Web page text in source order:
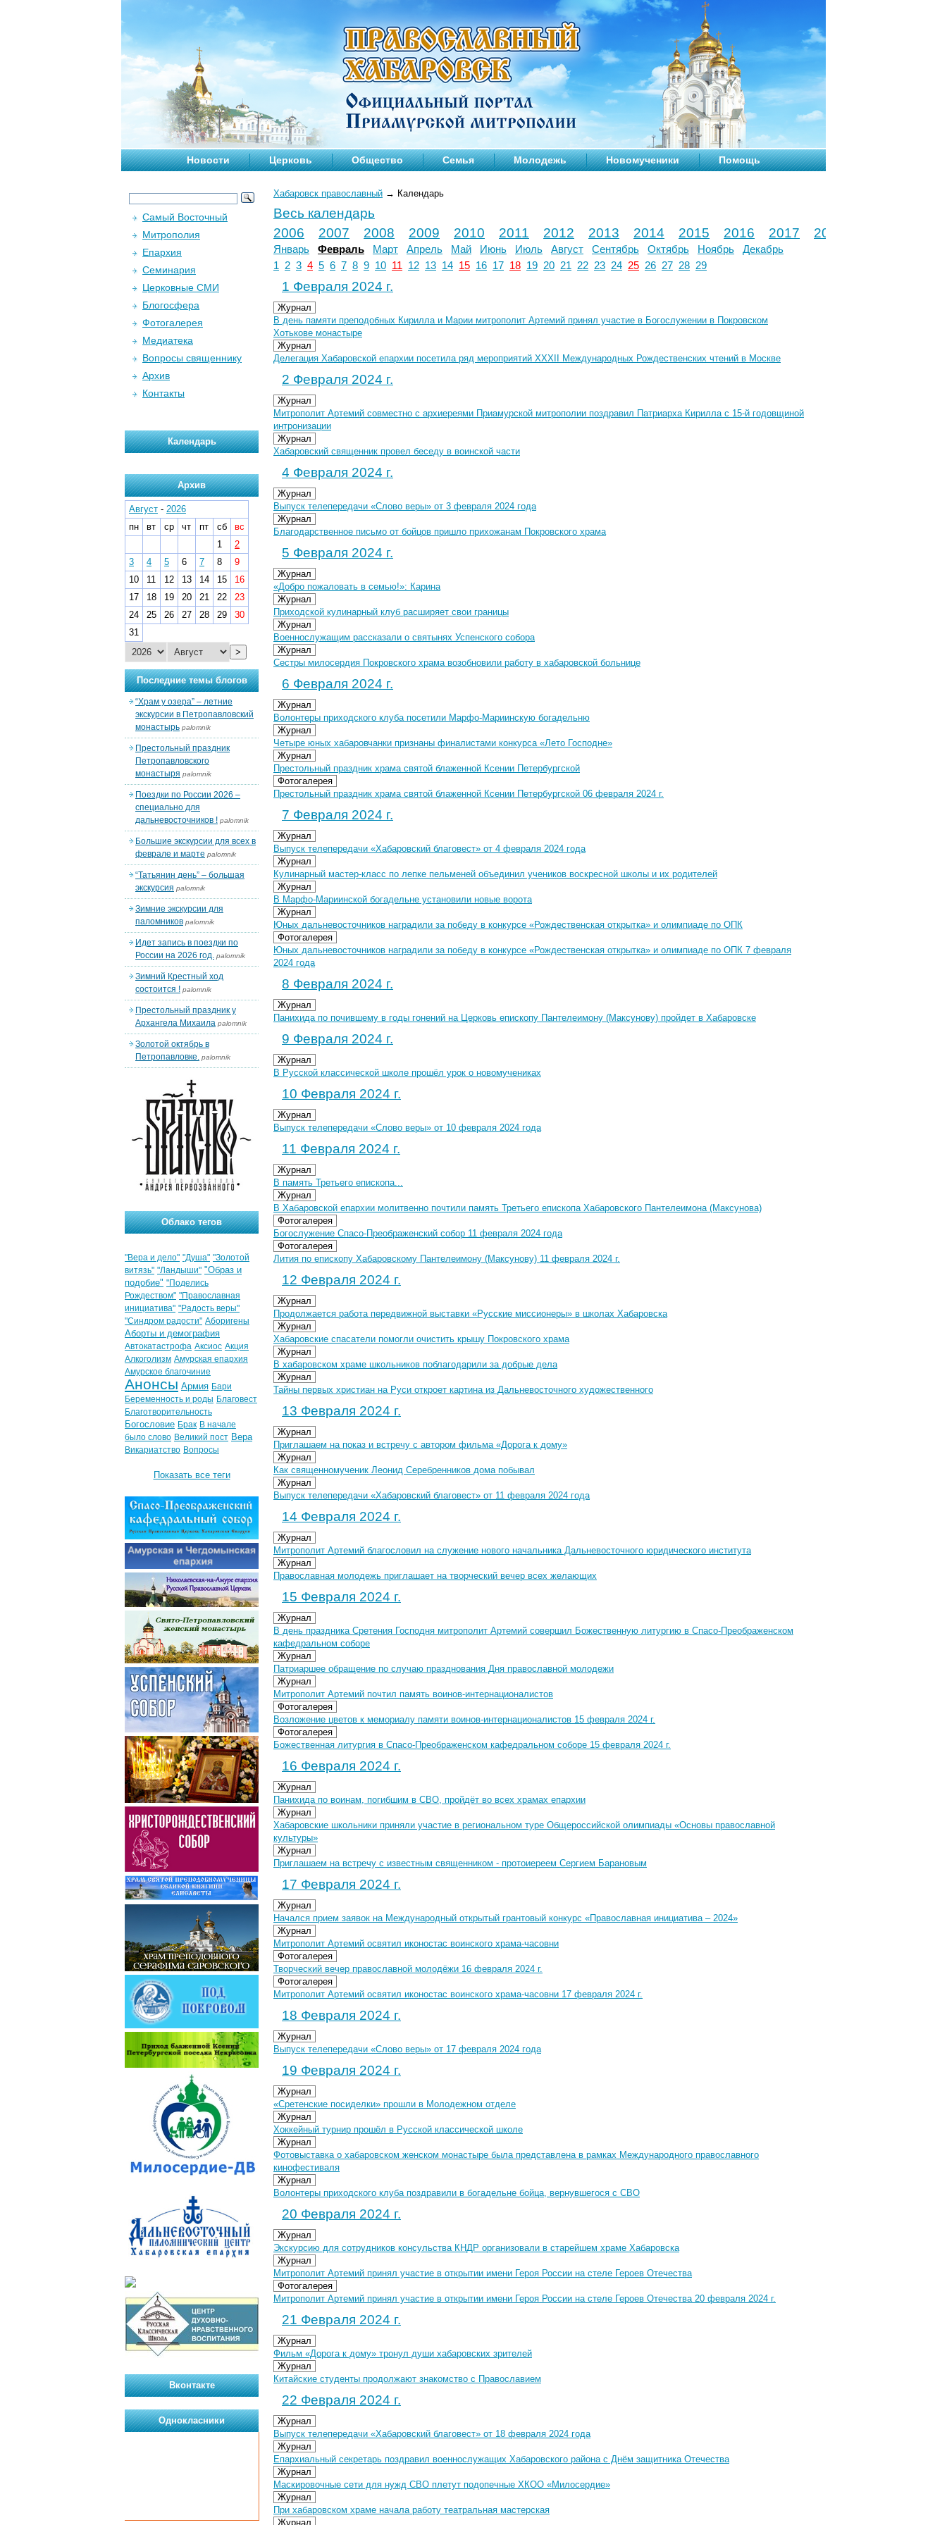
Новости Церковь Общество Семья Молодежь Новомученики Помощь
Хабаровск православный → Календарь
Весь календарь
2006
2007 2008 2009 2010 2011 2012 2013 2014 2015 2016 2017 2018
Январь Февраль Март Апрель Май Июнь Июль Август Сентябрь Октябрь Ноябрь
Декабрь
1
2 3 4 5 6 7 8 9 10 11 12 13 14 15 16 17 18 19 20 21 22 23 24 25 26 27 28 29
1 Февраля 2024 г.
Журнал
В день памяти преподобных Кирилла и Марии митрополит Артемий принял участие в Богослужении в Покровском
Хотькове монастыре
Журнал
Делегация Хабаровской епархии посетила ряд мероприятий XXXII Международных Рождественских чтений в Москве
2 Февраля 2024 г.
Журнал
Митрополит Артемий совместно с архиереями Приамурской митрополии поздравил Патриарха Кирилла с 15-й годовщиной
интронизации
Журнал
Хабаровский священник провел беседу в воинской части
4 Февраля 2024 г.
Журнал
Выпуск телепередачи «Слово веры» от 3 февраля 2024 года
Журнал
Благодарственное письмо от бойцов пришло прихожанам Покровского храма
5 Февраля 2024 г.
Журнал
«Добро пожаловать в семью!»: Карина
Журнал
Приходской кулинарный клуб расширяет свои границы
Журнал
Военнослужащим рассказали о святынях Успенского собора
Журнал
Сестры милосердия Покровского храма возобновили работу в хабаровской больнице
6 Февраля 2024 г.
Журнал
Волонтеры приходского клуба посетили Марфо-Мариинскую богадельню
Журнал
Четыре юных хабаровчанки признаны финалистами конкурса «Лето Господне»
Журнал
Престольный праздник храма святой блаженной Ксении Петербургской
Фотогалерея
Престольный праздник храма святой блаженной Ксении Петербургской 06 февраля 2024 г.
7 Февраля 2024 г.
Журнал
Выпуск телепередачи «Хабаровский благовест» от 4 февраля 2024 года
Журнал
Кулинарный мастер-класс по лепке пельменей объединил учеников воскресной школы и их родителей
Журнал
В Марфо-Мариинской богадельне установили новые ворота
Журнал
Юных дальневосточников наградили за победу в конкурсе «Рождественская открытка» и олимпиаде по ОПК
Фотогалерея
Юных дальневосточников наградили за победу в конкурсе «Рождественская открытка» и олимпиаде по ОПК 7 февраля
2024 года
8 Февраля 2024 г.
Журнал
Панихида по почившему в годы гонений на Церковь епископу Пантелеимону (Максунову) пройдет в Хабаровске
9 Февраля 2024 г.
Журнал
В Русской классической школе прошёл урок о новомучениках
10 Февраля 2024 г.
Журнал
Выпуск телепередачи «Слово веры» от 10 февраля 2024 года
11 Февраля 2024 г.
Журнал
В память Третьего епископа...
Журнал
В Хабаровской епархии молитвенно почтили память Третьего епископа Хабаровского Пантелеимона (Максунова)
Фотогалерея
Богослужение Спасо-Преображенский собор 11 февраля 2024 года
Фотогалерея
Лития по епископу Хабаровскому Пантелеимону (Максунову) 11 февраля 2024 г.
12 Февраля 2024 г.
Журнал
Продолжается работа передвижной выставки «Русские миссионеры» в школах Хабаровска
Журнал
Хабаровские спасатели помогли очистить крышу Покровского храма
Журнал
В хабаровском храме школьников поблагодарили за добрые дела
Журнал
Тайны первых христиан на Руси откроет картина из Дальневосточного художественного
13 Февраля 2024 г.
Журнал
Приглашаем на показ и встречу с автором фильма «Дорога к дому»
Журнал
Как священномученик Леонид Серебренников дома побывал
Журнал
Выпуск телепередачи «Хабаровский благовест» от 11 февраля 2024 года
14 Февраля 2024 г.
Журнал
Митрополит Артемий благословил на служение нового начальника Дальневосточного юридического института
Журнал
Православная молодежь приглашает на творческий вечер всех желающих
15 Февраля 2024 г.
Журнал
В день праздника Сретения Господня митрополит Артемий совершил Божественную литургию в Спасо-Преображенском
кафедральном соборе
Журнал
Патриаршее обращение по случаю празднования Дня православной молодежи
Журнал
Митрополит Артемий почтил память воинов-интернационалистов
Фотогалерея
Возложение цветов к мемориалу памяти воинов-интернационалистов 15 февраля 2024 г.
Фотогалерея
Божественная литургия в Спасо-Преображенском кафедральном соборе 15 февраля 2024 г.
16 Февраля 2024 г.
Журнал
Панихида по воинам, погибшим в СВО, пройдёт во всех храмах епархии
Журнал
Хабаровские школьники приняли участие в региональном туре Общероссийской олимпиады «Основы православной
культуры»
Журнал
Приглашаем на встречу с известным священником - протоиереем Сергием Барановым
17 Февраля 2024 г.
Журнал
Начался прием заявок на Международный открытый грантовый конкурс «Православная инициатива – 2024»
Журнал
Митрополит Артемий освятил иконостас воинского храма-часовни
Фотогалерея
Творческий вечер православной молодёжи 16 февраля 2024 г.
Фотогалерея
Митрополит Артемий освятил иконостас воинского храма-часовни 17 февраля 2024 г.
18 Февраля 2024 г.
Журнал
Выпуск телепередачи «Слово веры» от 17 февраля 2024 года
19 Февраля 2024 г.
Журнал
«Сретенские посиделки» прошли в Молодежном отделе
Журнал
Хоккейный турнир прошёл в Русской классической школе
Журнал
Фотовыставка о хабаровском женском монастыре была представлена в рамках Международного православного
кинофестиваля
Журнал
Волонтеры приходского клуба поздравили в богадельне бойца, вернувшегося с СВО
20 Февраля 2024 г.
Журнал
Экскурсию для сотрудников консульства КНДР организовали в старейшем храме Хабаровска
Журнал
Митрополит Артемий принял участие в открытии имени Героя России на стеле Героев Отечества
Фотогалерея
Митрополит Артемий принял участие в открытии имени Героя России на стеле Героев Отечества 20 февраля 2024 г.
21 Февраля 2024 г.
Журнал
Фильм «Дорога к дому» тронул души хабаровских зрителей
Журнал
Китайские студенты продолжают знакомство с Православием
22 Февраля 2024 г.
Журнал
Выпуск телепередачи «Хабаровский благовест» от 18 февраля 2024 года
Журнал
Епархиальный секретарь поздравил военнослужащих Хабаровского района с Днём защитника Отечества
Журнал
Маскировочные сети для нужд СВО плетут подопечные ХКОО «Милосердие»
Журнал
При хабаровском храме начала работу театральная мастерская
Журнал
Самый Восточный
Митрополия
Епархия
Семинария
Церковные СМИ
Блогосфера
Фотогалерея
Медиатека
Вопросы священнику
Архив
Контакты
Календарь
Архив
Август - 2026
пн
вт ср чт пт сб
вс
1
2
3
4 5 6 7 8
9
10
11 12 13 14 15
16
17
18 19 20 21 22
23
24
25 26 27 28 29
30
31
>
Последние темы блогов
“Храм у озера” – летние
экскурсии в Петропавловский
монастырь palomnik
Престольный праздник
Петропавловского
монастыря palomnik
Поездки по России 2026 –
специально для
дальневосточников ! palomnik
Большие экскурсии для всех в
феврале и марте palomnik
“Татьянин день” – большая
экскурсия palomnik
Зимние экскурсии для
паломников palomnik
Идет запись в поездки по
России на 2026 год. palomnik
Зимний Крестный ход
состоится ! palomnik
Престольный праздник у
Архангела Михаила palomnik
Золотой октябрь в
Петропавловке. palomnik
Облако тегов
"Вера и дело" "Душа" "Золотой
витязь" "Ландыши" "Образ и
подобие" "Поделись
Рождеством" "Православная
инициатива" "Радость веры"
"Синдром радости" Аборигены
Аборты и демография
Автокатастрофа Аксиос Акция
Алкоголизм Амурская епархия
Амурское благочиние
Анонсы Армия Бари
Беременность и роды Благовест
Благотворительность
Богословие Брак В начале
было слово Великий пост Вера
Викариатство Вопросы
Показать все теги
Вконтакте
Однокласники